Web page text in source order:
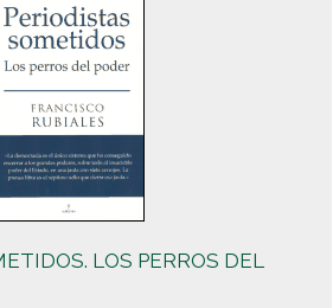
LOS PERROS DEL